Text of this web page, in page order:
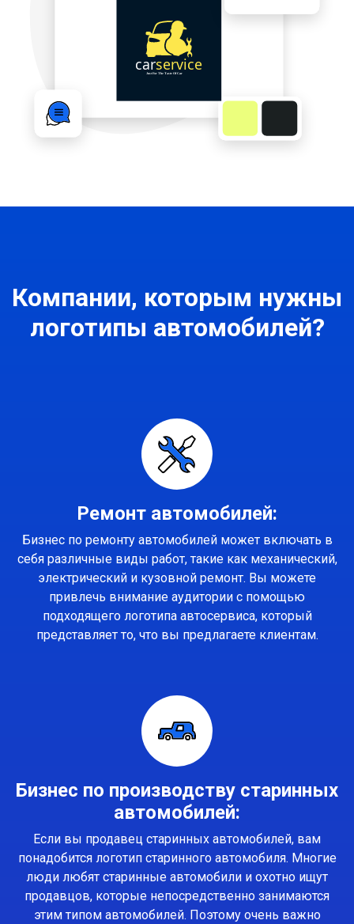
Компании, которым нужны
логотипы автомобилей?
Ремонт автомобилей:
Бизнес по ремонту автомобилей может включать в
себя различные виды работ, такие как механический,
электрический и кузовной ремонт. Вы можете
привлечь внимание аудитории с помощью
подходящего логотипа автосервиса, который
представляет то, что вы предлагаете клиентам.
Бизнес по производству старинных
автомобилей:
Если вы продавец старинных автомобилей, вам
понадобится логотип старинного автомобиля. Многие
люди любят старинные автомобили и охотно ищут
продавцов, которые непосредственно занимаются
этим типом автомобилей. Поэтому очень важно